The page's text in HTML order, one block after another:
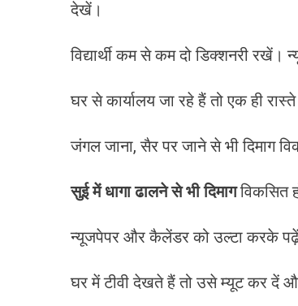
देखें।
विद्यार्थी कम से कम दो डिक्शनरी रखें।
घर से कार्यालय जा रहे हैं तो एक ही
जंगल जाना, सैर पर जाने से भी दिमाग
सुई में धागा ढालने से भी दिमागविकसित
न्यूजपेपर और कैलेंडर को उल्टा करके
घर में टीवी देखते हैं तो उसे म्यूट कर दें